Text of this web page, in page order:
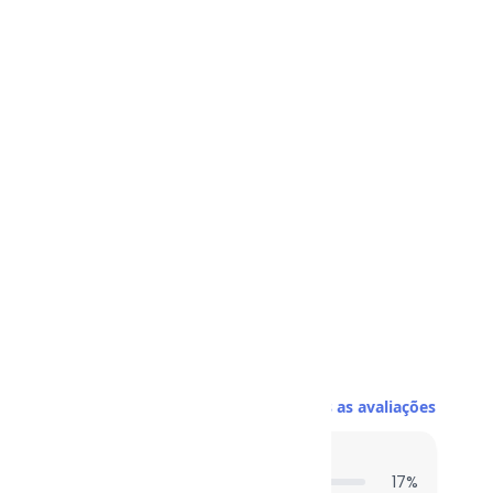
2570-001
Ver todas as avaliações
17%